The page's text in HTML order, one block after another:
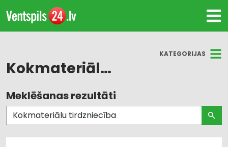
KATEGORIJAS
Kokmateriālu tirdzniecība
Visas nozares
Kokmateriālu tirdzniecība
Meklēšanas rezultāti